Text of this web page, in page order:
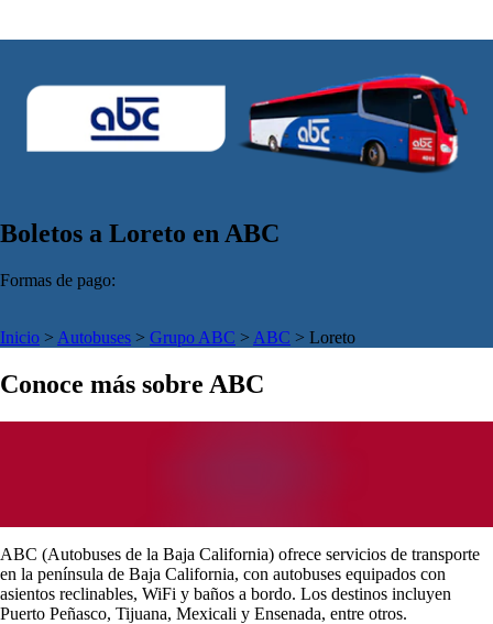
Boletos a Loreto en ABC
Formas de pago:
Inicio > Autobuses > Grupo ABC > ABC > Loreto
Conoce más sobre ABC
ABC (Autobuses de la Baja California) ofrece servicios de transporte
en la península de Baja California, con autobuses equipados con
asientos reclinables, WiFi y baños a bordo. Los destinos incluyen
Puerto Peñasco, Tijuana, Mexicali y Ensenada, entre otros.